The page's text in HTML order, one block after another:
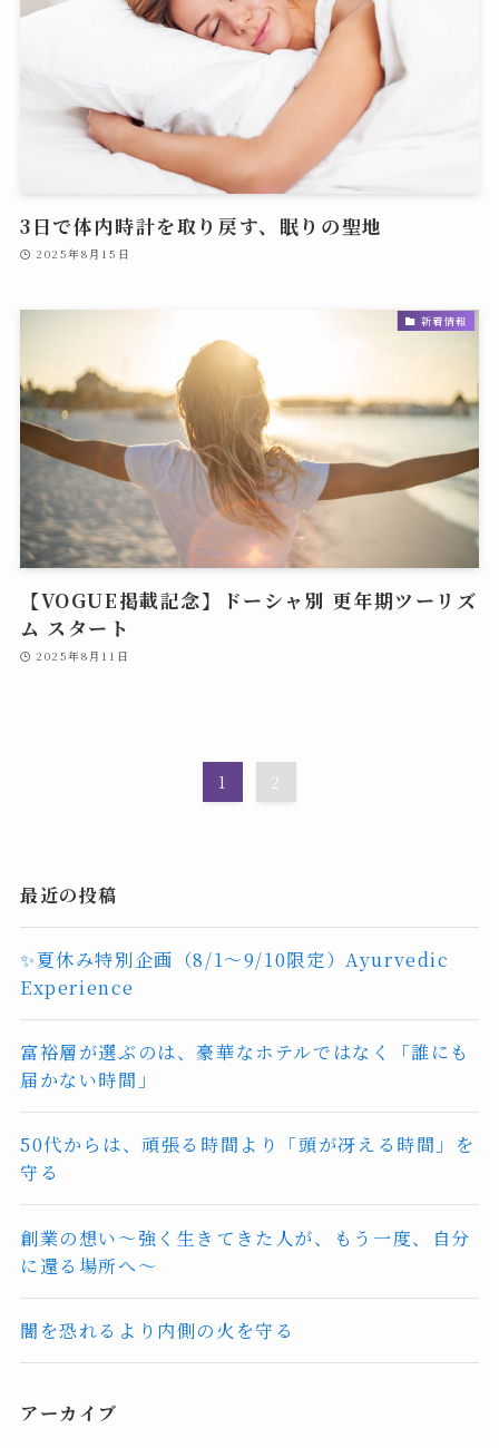
3日で体内時計を取り戻す、眠りの聖地
2025年8月15日
新着情報
【VOGUE掲載記念】ドーシャ別 更年期ツーリズ
ム スタート
2025年8月11日
1 2
最近の投稿
✨夏休み特別企画（8/1〜9/10限定）Ayurvedic
Experience
富裕層が選ぶのは、豪華なホテルではなく「誰にも
届かない時間」
50代からは、頑張る時間より「頭が冴える時間」を
守る
創業の想い〜強く生きてきた人が、もう一度、自分
に還る場所へ〜
闇を恐れるより内側の火を守る
アーカイブ